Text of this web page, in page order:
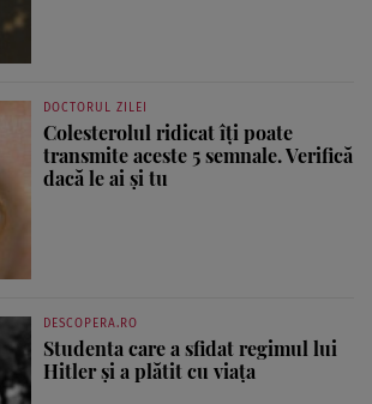
DOCTORUL ZILEI
Colesterolul ridicat îți poate
transmite aceste 5 semnale. Verifică
dacă le ai și tu
DESCOPERA.RO
Studenta care a sfidat regimul lui
Hitler și a plătit cu viața